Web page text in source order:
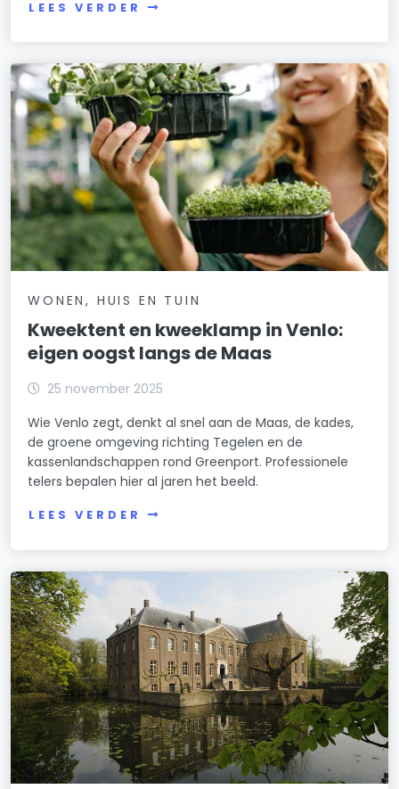
LEES VERDER
WONEN, HUIS EN TUIN
Kweektent en kweeklamp in Venlo:
eigen oogst langs de Maas
25 november 2025
Wie Venlo zegt, denkt al snel aan de Maas, de kades,
de groene omgeving richting Tegelen en de
kassenlandschappen rond Greenport. Professionele
telers bepalen hier al jaren het beeld.
LEES VERDER